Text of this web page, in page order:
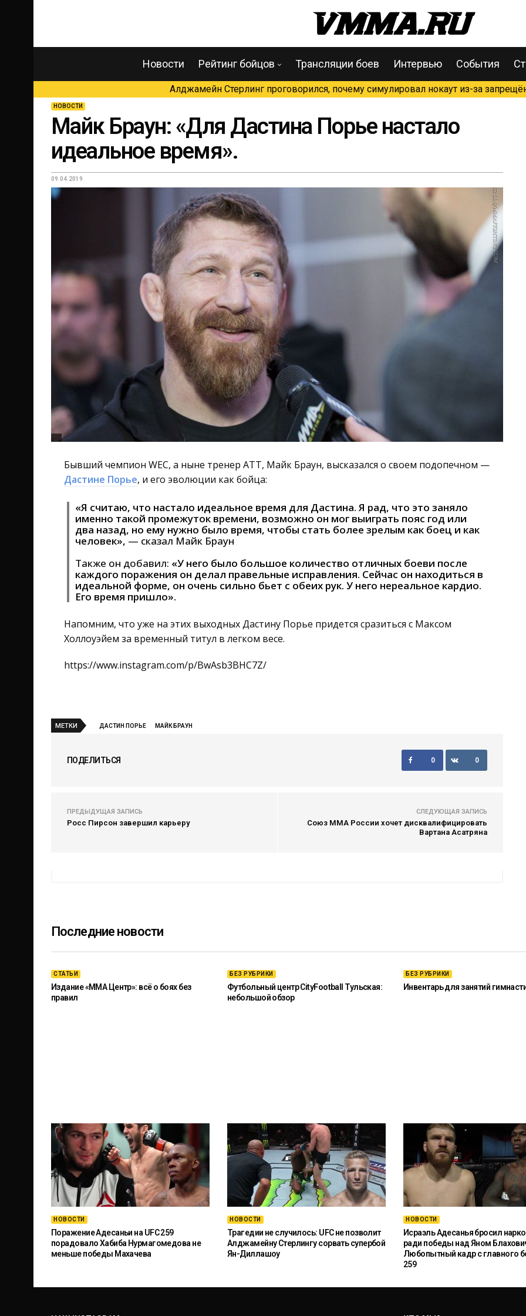
Новости Рейтинг бойцов Трансляции боев Интервью События
Алджамейн Стерлинг проговорился, почему симулировал нокаут из-за
НОВОСТИ
Майк Браун: «Для Дастина Порье настало
идеальное время».
09.04.2019
Бывший чемпион WEC, а ныне тренер ATT, Майк Браун, высказался о своем подопечном —
Дастине Порье, и его эволюции как бойца:
«Я считаю, что настало идеальное время для Дастина. Я рад, что это заняло
именно такой промежуток времени, возможно он мог выиграть пояс год или
два назад, но ему нужно было время, чтобы стать более зрелым как боец и как
человек», — сказал Майк Браун
Также он добавил: «У него было большое количество отличных боеви после
каждого поражения он делал правельные исправления. Сейчас он находиться в
идеальной форме, он очень сильно бьет с обеих рук. У него нереальное кардио.
Его время пришло».
Напомним, что уже на этих выходных Дастину Порье придется сразиться с Максом
Холлоуэйем за временный титул в легком весе.
https://www.instagram.com/p/BwAsb3BHC7Z/
МЕТКИ ДАСТИН ПОРЬЕ МАЙК БРАУН
ПОДЕЛИТЬСЯ 0 0
ПРЕДЫДУЩАЯ ЗАПИСЬ
Росс Пирсон завершил карьеру
СЛЕДУЮЩАЯ ЗАПИСЬ
Союз ММА России хочет дисквалифицировать
Вартана Асатряна
Последние новости
СТАТЬИ
Издание «ММА Центр»: всё о боях без
правил
БЕЗ РУБРИКИ
Футбольный центр CityFootball Тульская:
небольшой обзор
БЕЗ РУБРИКИ
Инвентарь для занятий
НОВОСТИ
Поражение Адесаньи на UFC 259
порадовало Хабиба Нурмагомедова не
меньше победы Махачева
НОВОСТИ
Трагедии не случилось: UFC не позволит
Алджамейну Стерлингу сорвать супербой
Ян-Диллашоу
НОВОСТИ
Исраэль Адесанья бросил
ради победы над Яном
Любопытный кадр с главного
259